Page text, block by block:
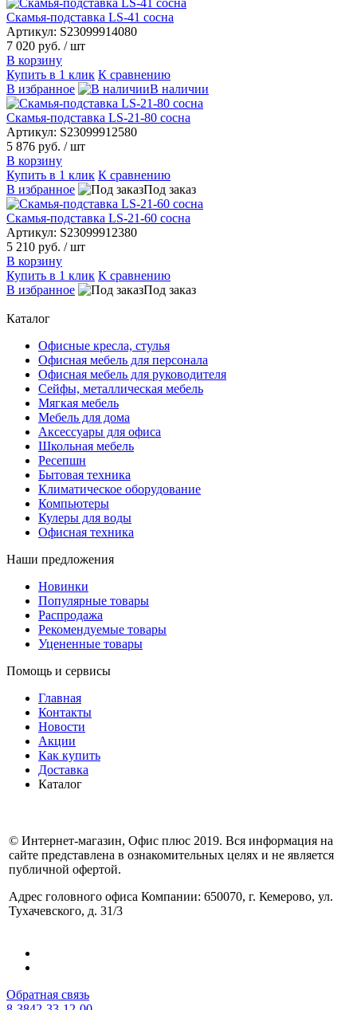
Скамья-подставка LS-41 сосна
Артикул: S23099914080
7 020 руб. / шт
В корзину
Купить в 1 клик К сравнению
В избранное
В наличии
Скамья-подставка LS-21-80 сосна
Артикул: S23099912580
5 876 руб. / шт
В корзину
Купить в 1 клик К сравнению
В избранное
Под заказ
Скамья-подставка LS-21-60 сосна
Артикул: S23099912380
5 210 руб. / шт
В корзину
Купить в 1 клик К сравнению
В избранное
Под заказ
Каталог
Офисные кресла, стулья
Офисная мебель для персонала
Офисная мебель для руководителя
Сейфы, металлическая мебель
Мягкая мебель
Мебель для дома
Аксессуары для офиса
Школьная мебель
Ресепшн
Бытовая техника
Климатическое оборудование
Компьютеры
Кулеры для воды
Офисная техника
Наши предложения
Новинки
Популярные товары
Распродажа
Рекомендуемые товары
Уцененные товары
Помощь и сервисы
Главная
Контакты
Новости
Акции
Как купить
Доставка
Каталог
© Интернет-магазин, Офис плюс 2019. Вся информация на
сайте представлена в ознакомительных целях и не является
публичной офертой.
Адрес головного офиса Компании: 650070, г. Кемерово, ул.
Тухачевского, д. 31/3
Обратная связь